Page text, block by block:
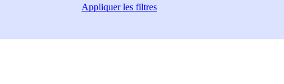
Appliquerles filtres